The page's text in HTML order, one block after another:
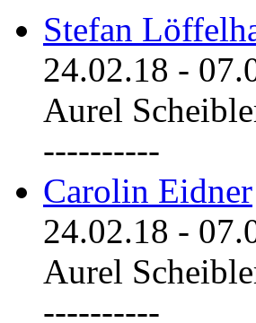
Stefan
24.02.18 -
Aurel
----------
Carolin Eidner
24.02.18 -
Aurel
----------